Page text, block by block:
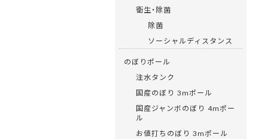
衛生・除菌
除菌
ソーシャルディスタンス
のぼりポール
注水タンク
国産のぼり 3mポール
国産ジャンボのぼり 4mポー
ル
お値打ちのぼり 3mポール